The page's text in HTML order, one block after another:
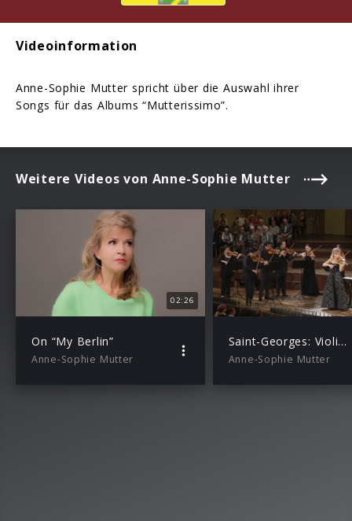
Videoinformation
Anne-Sophie Mutter spricht über die Auswahl ihrer
Songs für das Albums “Mutterissimo”.
Weitere Videos von Anne-Sophie Mutter
02:26
On “My Berlin”
Anne-Sophie Mutter
Saint-Georges: Violin Concerto No. 2, A Major: III. Rondeau (feat. Mutter’s Virtuosi)
Anne-Sophie Mutter